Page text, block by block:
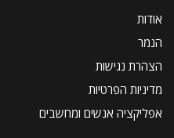
אודות
הנמר
הצהרת נגישות
מדיניות הפרטיות
אפליקציה אנשים ומחשבים